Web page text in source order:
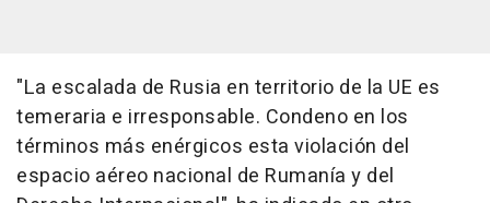
"La escalada de Rusia en territorio de la UE es
temeraria e irresponsable. Condeno en los
términos más enérgicos esta violación del
espacio aéreo nacional de Rumanía y del